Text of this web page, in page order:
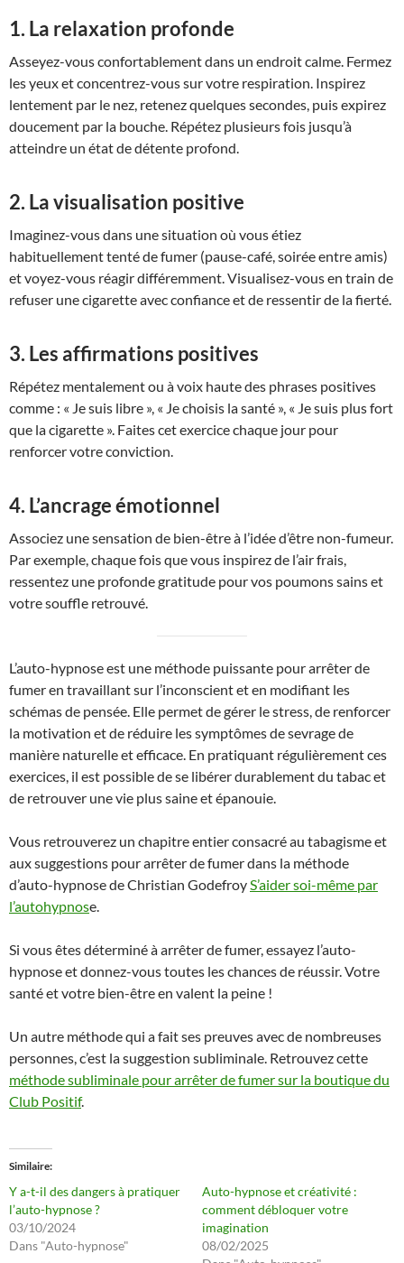
1. La relaxation profonde
Asseyez-vous confortablement dans un endroit calme. Fermez
les yeux et concentrez-vous sur votre respiration. Inspirez
lentement par le nez, retenez quelques secondes, puis expirez
doucement par la bouche. Répétez plusieurs fois jusqu’à
atteindre un état de détente profond.
2. La visualisation positive
Imaginez-vous dans une situation où vous étiez
habituellement tenté de fumer (pause-café, soirée entre amis)
et voyez-vous réagir différemment. Visualisez-vous en train de
refuser une cigarette avec confiance et de ressentir de la fierté.
3. Les affirmations positives
Répétez mentalement ou à voix haute des phrases positives
comme : « Je suis libre », « Je choisis la santé », « Je suis plus fort
que la cigarette ». Faites cet exercice chaque jour pour
renforcer votre conviction.
4. L’ancrage émotionnel
Associez une sensation de bien-être à l’idée d’être non-fumeur.
Par exemple, chaque fois que vous inspirez de l’air frais,
ressentez une profonde gratitude pour vos poumons sains et
votre souffle retrouvé.
L’auto-hypnose est une méthode puissante pour arrêter de
fumer en travaillant sur l’inconscient et en modifiant les
schémas de pensée. Elle permet de gérer le stress, de renforcer
la motivation et de réduire les symptômes de sevrage de
manière naturelle et efficace. En pratiquant régulièrement ces
exercices, il est possible de se libérer durablement du tabac et
de retrouver une vie plus saine et épanouie.
Vous retrouverez un chapitre entier consacré au tabagisme et
aux suggestions pour arrêter de fumer dans la méthode
d’auto-hypnose de Christian GodefroyS’aider soi-même par
l’autohypnose.
Si vous êtes déterminé à arrêter de fumer, essayez l’auto-
hypnose et donnez-vous toutes les chances de réussir. Votre
santé et votre bien-être en valent la peine !
Un autre méthode qui a fait ses preuves avec de nombreuses
personnes, c’est la suggestion subliminale. Retrouvez cette
méthode subliminale pour arrêter de fumer sur la boutique du
Club Positif.
Similaire
Y a-t-il des dangers à pratiquer
l’auto-hypnose ?
03/10/2024
Dans "Auto-hypnose"
Auto-hypnose et créativité :
comment débloquer votre
imagination
08/02/2025